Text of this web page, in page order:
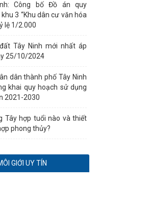
Công bố Đồ án quy
3 “Khu dân cư văn hóa
lệ 1/2.000
Tây Ninh mới nhất áp
25/10/2024
dân thành phố Tây Ninh
khai quy hoạch sử dụng
2021-2030
Tây hợp tuổi nào và thiết
phong thủy?
GIỚI UY TÍN